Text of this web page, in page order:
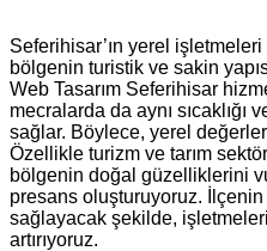
Seferihisar’ın yerel
bölgenin turistik ve sakin
Web Tasarım Seferihisar
mecralarda da aynı sıcaklığı
sağlar. Böylece, yerel
Özellikle turizm ve tarım
bölgenin doğal güzelliklerini
presans oluşturuyoruz.
sağlayacak şekilde,
artırıyoruz.